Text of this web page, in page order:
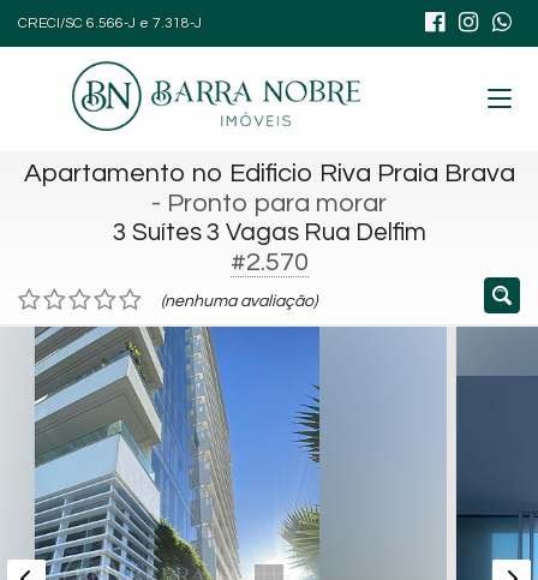
CRECI/SC 6.566-J e 7.318-J
Apartamento no Edificio Riva Praia Brava
- Pronto para morar
3 Suítes 3 Vagas Rua Delfim
#2.570
(nenhuma avaliação)